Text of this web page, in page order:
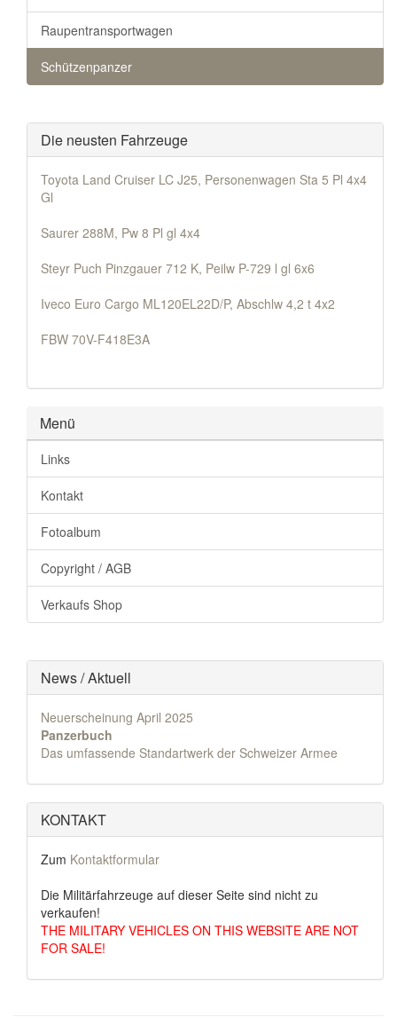
Raupentransportwagen
Schützenpanzer
Die neusten Fahrzeuge
Toyota Land Cruiser LC J25, Personenwagen Sta 5 Pl 4x4
Gl
Saurer 288M, Pw 8 Pl gl 4x4
Steyr Puch Pinzgauer 712 K, Peilw P-729 l gl 6x6
Iveco Euro Cargo ML120EL22D/P, Abschlw 4,2 t 4x2
FBW 70V-F418E3A
Menü
Links
Kontakt
Fotoalbum
Copyright / AGB
Verkaufs Shop
News / Aktuell
Neuerscheinung April 2025
Panzerbuch
Das umfassende Standartwerk der Schweizer Armee
KONTAKT
Zum Kontaktformular
Die Militärfahrzeuge auf dieser Seite sind nicht zu
verkaufen!
THE MILITARY VEHICLES ON THIS WEBSITE ARE NOT
FOR SALE!